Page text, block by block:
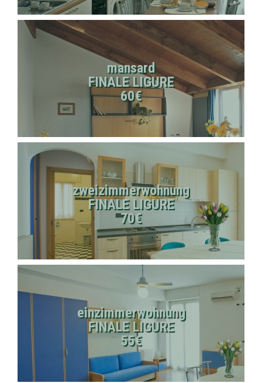
mansard
FINALE LIGURE
60€
zweizimmerwohnung
FINALE LIGURE
70€
einzimmerwohnung
FINALE LIGURE
55€